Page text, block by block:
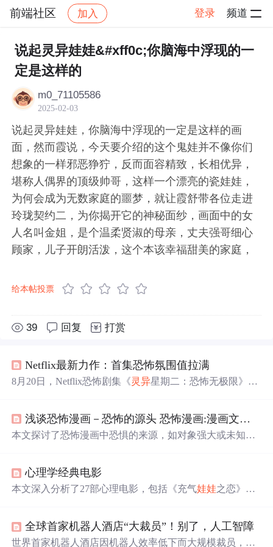
前端社区 加入 登录 频道
社区 前端社区 感慨 帖子详情
说起灵异娃娃&#xff0c;你脑海中浮现的一
定是这样的
m0_71105586
2025-02-03
说起灵异娃娃，你脑海中浮现的一定是这样的画
面，然而霞说，今天要介绍的这个鬼娃并不像你们
想象的一样邪恶狰狞，反而面容精致，长相优异，
堪称人偶界的顶级帅哥，这样一个漂亮的瓷娃娃，
为何会成为无数家庭的噩梦，就让霞舒带各位走进
玲珑契约二，为你揭开它的神秘面纱，画面中的女
人名叫金姐，是个温柔贤淑的母亲，丈夫强哥细心
顾家，儿子开朗活泼，这个本该幸福甜美的家庭，
给本帖投票
39 回复 打赏
Netflix最新力作：首集恐怖氛围值拉满
8月20日，Netflix恐怖剧集《灵异星期二：恐怖无极限》上
人性与宿命。该剧将恐怖氛围营造与亲情、内疚情感完美
结合，值得一看。
浅谈恐怖漫画－恐怖的源头 恐怖漫画:漫画文化里的一枝奇葩
本文探讨了恐怖漫画中恐惧的来源，如对象强大或未知，
科幻、不恐而惧等类型的经典恐怖漫画作品，分析其特点
与内涵。
心理学经典电影
本文深入分析了27部心理电影，包括《充气娃娃之恋》、
系。从《美丽心灵》到《本能》，从《沉默的羔羊》到
《雨人》，每部电影都揭示了不同的心理状态和人类行为
全球首家机器人酒店“大裁员”！别了，人工智障
世界首家机器人酒店因机器人效率低下而大规模裁员，反